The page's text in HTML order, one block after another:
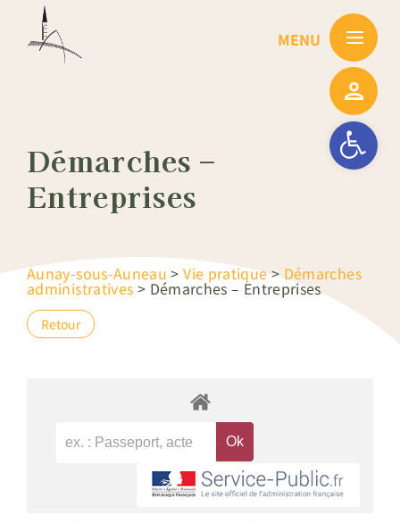
Ouvrir la
Démarches –
Entreprises
Aunay-sous-Auneau >Vie pratique>Démarches
administratives > Démarches – Entreprises
Retour